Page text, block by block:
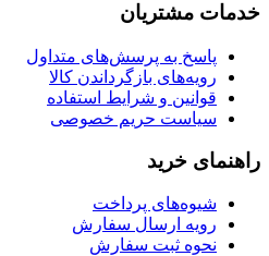
خدمات مشتریان
پاسخ به پرسش‌های متداول
رویه‌های بازگرداندن کالا
قوانین و شرایط استفاده
سیاست حریم خصوصی
راهنمای خرید
شیوه‌های پرداخت
رویه ارسال سفارش
نحوه ثبت سفارش